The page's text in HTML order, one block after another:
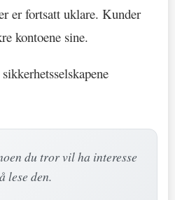
er fortsatt uklare. Kunder
kontoene sine.
du tror vil ha interesse
lese den.